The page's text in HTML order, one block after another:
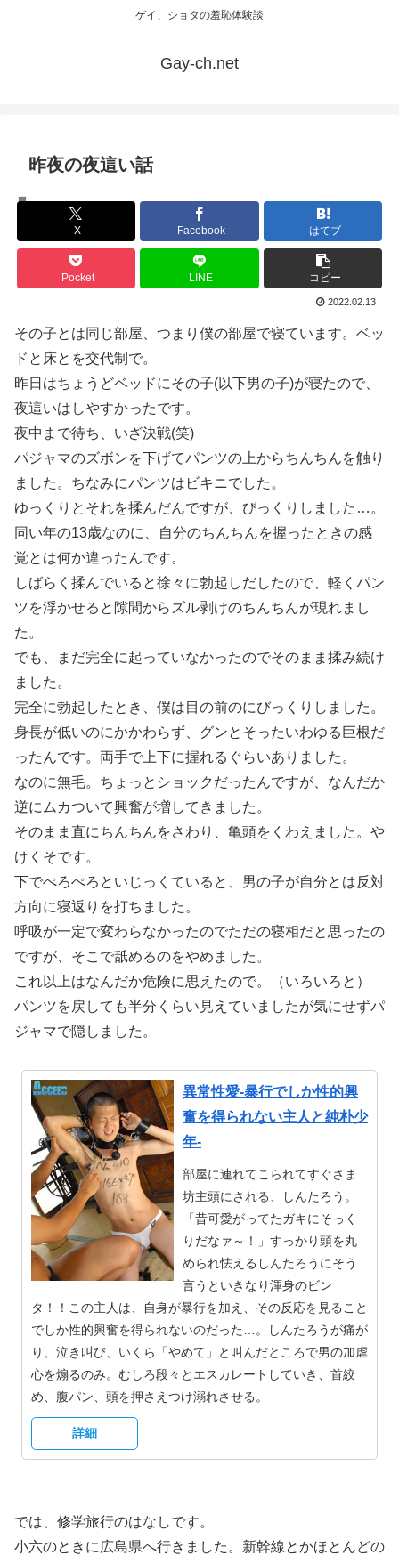
ゲイ、ショタの羞恥体験談
Gay-ch.net
昨夜の夜這い話
X Facebook はてブ
Pocket LINE コピー
2022.02.13
その子とは同じ部屋、つまり僕の部屋で寝ています。ベッ
ドと床とを交代制で。
昨日はちょうどベッドにその子(以下男の子)が寝たので、
夜這いはしやすかったです。
夜中まで待ち、いざ決戦(笑)
パジャマのズボンを下げてパンツの上からちんちんを触り
ました。ちなみにパンツはビキニでした。
ゆっくりとそれを揉んだんですが、びっくりしました…。
同い年の13歳なのに、自分のちんちんを握ったときの感
覚とは何か違ったんです。
しばらく揉んでいると徐々に勃起しだしたので、軽くパン
ツを浮かせると隙間からズル剥けのちんちんが現れまし
た。
でも、まだ完全に起っていなかったのでそのまま揉み続け
ました。
完全に勃起したとき、僕は目の前のにびっくりしました。
身長が低いのにかかわらず、グンとそったいわゆる巨根だ
ったんです。両手で上下に握れるぐらいありました。
なのに無毛。ちょっとショックだったんですが、なんだか
逆にムカついて興奮が増してきました。
そのまま直にちんちんをさわり、亀頭をくわえました。や
けくそです。
下でぺろぺろといじっくていると、男の子が自分とは反対
方向に寝返りを打ちました。
呼吸が一定で変わらなかったのでただの寝相だと思ったの
ですが、そこで舐めるのをやめました。
これ以上はなんだか危険に思えたので。（いろいろと）
パンツを戻しても半分くらい見えていましたが気にせずパ
ジャマで隠しました。
異常性愛-暴行でしか性的興
奮を得られない主人と純朴少
年-
部屋に連れてこられてすぐさま
坊主頭にされる、しんたろう。
「昔可愛がってたガキにそっく
りだなァ～！」すっかり頭を丸
められ怯えるしんたろうにそう
言うといきなり渾身のビン
タ！！この主人は、自身が暴行を加え、その反応を見ること
でしか性的興奮を得られないのだった…。しんたろうが痛が
り、泣き叫び、いくら「やめて」と叫んだところで男の加虐
心を煽るのみ。むしろ段々とエスカレートしていき、首絞
め、腹パン、頭を押さえつけ溺れさせる。
詳細
では、修学旅行のはなしです。
小六のときに広島県へ行きました。新幹線とかほとんどの